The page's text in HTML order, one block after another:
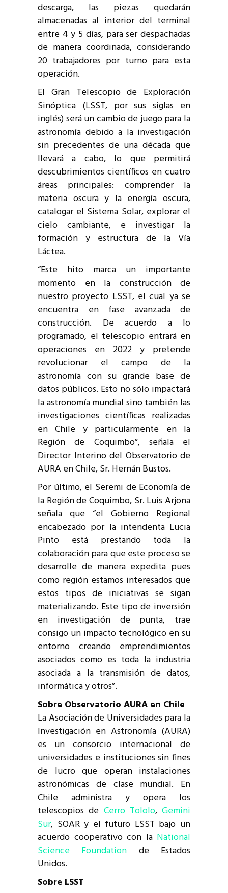
descarga, las piezas quedarán
almacenadas al interior del terminal
entre 4 y 5 días, para ser despachadas
de manera coordinada, considerando
20 trabajadores por turno para esta
operación.
El Gran Telescopio de Exploración
Sinóptica (LSST, por sus siglas en
inglés) será un cambio de juego para la
astronomía debido a la investigación
sin precedentes de una década que
llevará a cabo, lo que permitirá
descubrimientos científicos en cuatro
áreas principales: comprender la
materia oscura y la energía oscura,
catalogar el Sistema Solar, explorar el
cielo cambiante, e investigar la
formación y estructura de la Vía
Láctea.
“Este hito marca un importante
momento en la construcción de
nuestro proyecto LSST, el cual ya se
encuentra en fase avanzada de
construcción. De acuerdo a lo
programado, el telescopio entrará en
operaciones en 2022 y pretende
revolucionar el campo de la
astronomía con su grande base de
datos públicos. Esto no sólo impactará
la astronomía mundial sino también las
investigaciones científicas realizadas
en Chile y particularmente en la
Región de Coquimbo”, señala el
Director Interino del Observatorio de
AURA en Chile, Sr. Hernán Bustos.
Por último, el Seremi de Economía de
la Región de Coquimbo, Sr. Luis Arjona
señala que “el Gobierno Regional
encabezado por la intendenta Lucia
Pinto está prestando toda la
colaboración para que este proceso se
desarrolle de manera expedita pues
como región estamos interesados que
estos tipos de iniciativas se sigan
materializando. Este tipo de inversión
en investigación de punta, trae
consigo un impacto tecnológico en su
entorno creando emprendimientos
asociados como es toda la industria
asociada a la transmisión de datos,
informática y otros”.
Sobre Observatorio AURA en Chile
La Asociación de Universidades para la
Investigación en Astronomía (AURA)
es un consorcio internacional de
universidades e instituciones sin fines
de lucro que operan instalaciones
astronómicas de clase mundial. En
Chile administra y opera los
telescopios de Cerro Tololo, Gemini
Sur, SOAR y el futuro LSST bajo un
acuerdo cooperativo con la National
Science Foundation de Estados
Unidos.
Sobre LSST